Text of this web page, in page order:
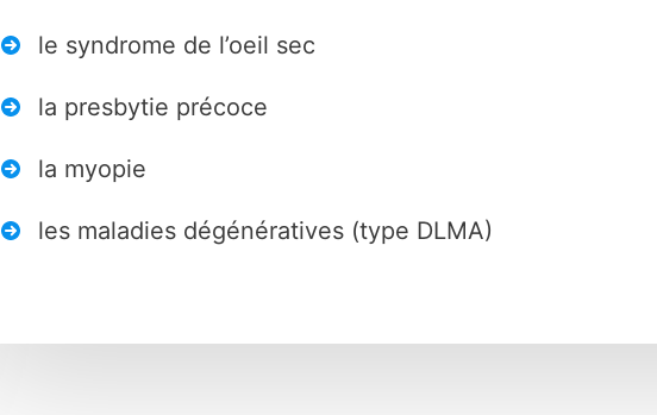
le syndrome de l’oeil sec
la presbytie précoce
la myopie
les maladies dégénératives (type DLMA)